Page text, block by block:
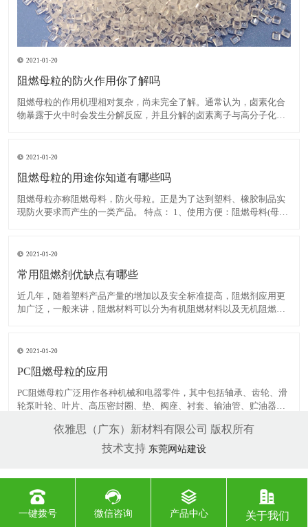
2021-01-20
阻燃母粒的防火作用你了解吗
阻燃母粒的作用机理相对复杂，尚未完全了解。通常认为，卤素化合
物暴露于火中时会发生分解反应，并且分解的卤素离子与高分子化合
了燃烧速度，直到火焰熄灭为止。在卤素中，溴比氯具有更高的阻
2021-01-20
阻燃母粒的用途你知道有哪些吗
阻燃母粒亦称阻燃母料，防火母粒。正是为了达到塑料、橡胶制品实
现防火要求而产生的一类产品。 特点： 1、使用方便：阻燃母料(母粒)
浪费。 2、与树脂相容性好：一般情况下阻燃母料(母
2021-01-20
常用阻燃剂优缺点有哪些
近几年，随着塑料产品产量的增加以及安全标准提高，阻燃剂应用更
加广泛，一般来讲，阻燃材料可以分为有机阻燃材料以及无机阻燃材
毒、无腐蚀性以及价格便宜。美国、日本等国家的无机阻燃材料消
2021-01-20
PC阻燃母粒的应用
PC阻燃母粒广泛用作各种机械和电器零件，其中包括轴承、齿轮、滑
轮泵叶轮、叶片、高压密封圈、垫、阀座、衬套、输油管、贮油器、
包装用带、食品用薄膜(熟食用的高温薄膜和清凉饮料用的低温薄膜)的
产量也相当大。 几种常见的PA阻燃剂：卤/锑或其它阻
依雅思（广东）新材料有限公司 版权所有
技术支持 东莞网站建设
一键拨号 微信咨询 产品中心 关于我们